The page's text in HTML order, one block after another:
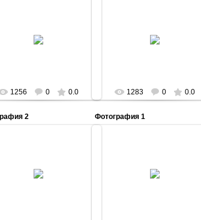
1256 0 0.0 1283 0 0.0
2 Фотография 1